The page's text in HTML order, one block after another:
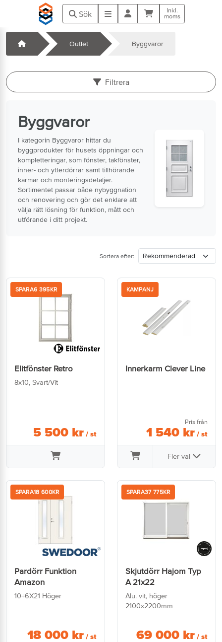
Hoppa till huvudinnehåll
Sök Meny Kundvagn
Inkl.
moms
Startsida Outlet Byggvaror
Filtrera
Byggvaror
I kategorin Byggvaror hittar du
byggprodukter för husets öppningar och
kompletteringar, som fönster, takfönster,
inner- och ytterdörrar samt tillhörande
karmar och monteringsdetaljer.
Sortimentet passar både nybyggnation
och renovering och gör det enklare att
välja rätt lösning för funktion, mått och
utförande i ditt projekt.
Sortera efter:
SPARA6 395KR
Elitfönster Retro
8x10, Svart/Vit
5 500 kr / st
KAMPANJ
Innerkarm Clever Line
Pris från
1 540 kr / st
Fler val
SPARA18 600KR
Pardörr Funktion
Amazon
10+6X21 Höger
18 000 kr / st
SPARA37 775KR
Skjutdörr Hajom Typ
A 21x22
Alu. vit, höger
2100x2200mm
69 000 kr / st